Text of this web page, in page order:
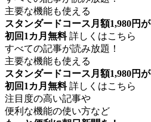
主要な機能も使える
スタンダードコース月額1,980円が
初回1カ月無料 詳しくはこちら
すべての記事が読み放題！
主要な機能も使える
スタンダードコース月額1,980円が
初回1カ月無料 詳しくはこちら
注目度の高い記事や
便利な機能の使い方など